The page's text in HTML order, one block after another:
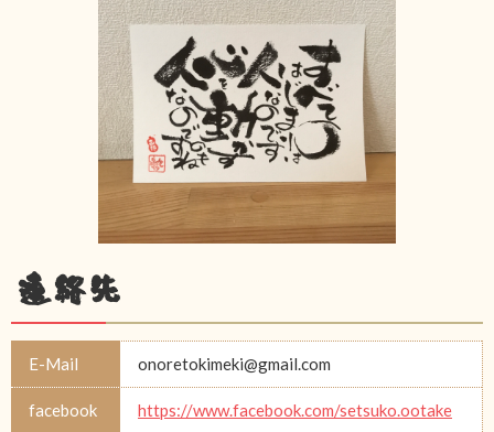
連絡先
E-Mail onoretokimeki@gmail.com
facebook https://www.facebook.com/setsuko.ootake